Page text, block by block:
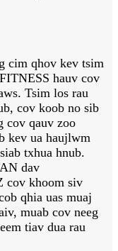
cim qhov kev tsim
hauv cov
Tsim los rau
cov koob no sib
cov qauv zoo
kev ua haujlwm
txhua hnub.
dav
cov khoom siv
qhia uas muaj
muab cov neeg
tiav dua rau